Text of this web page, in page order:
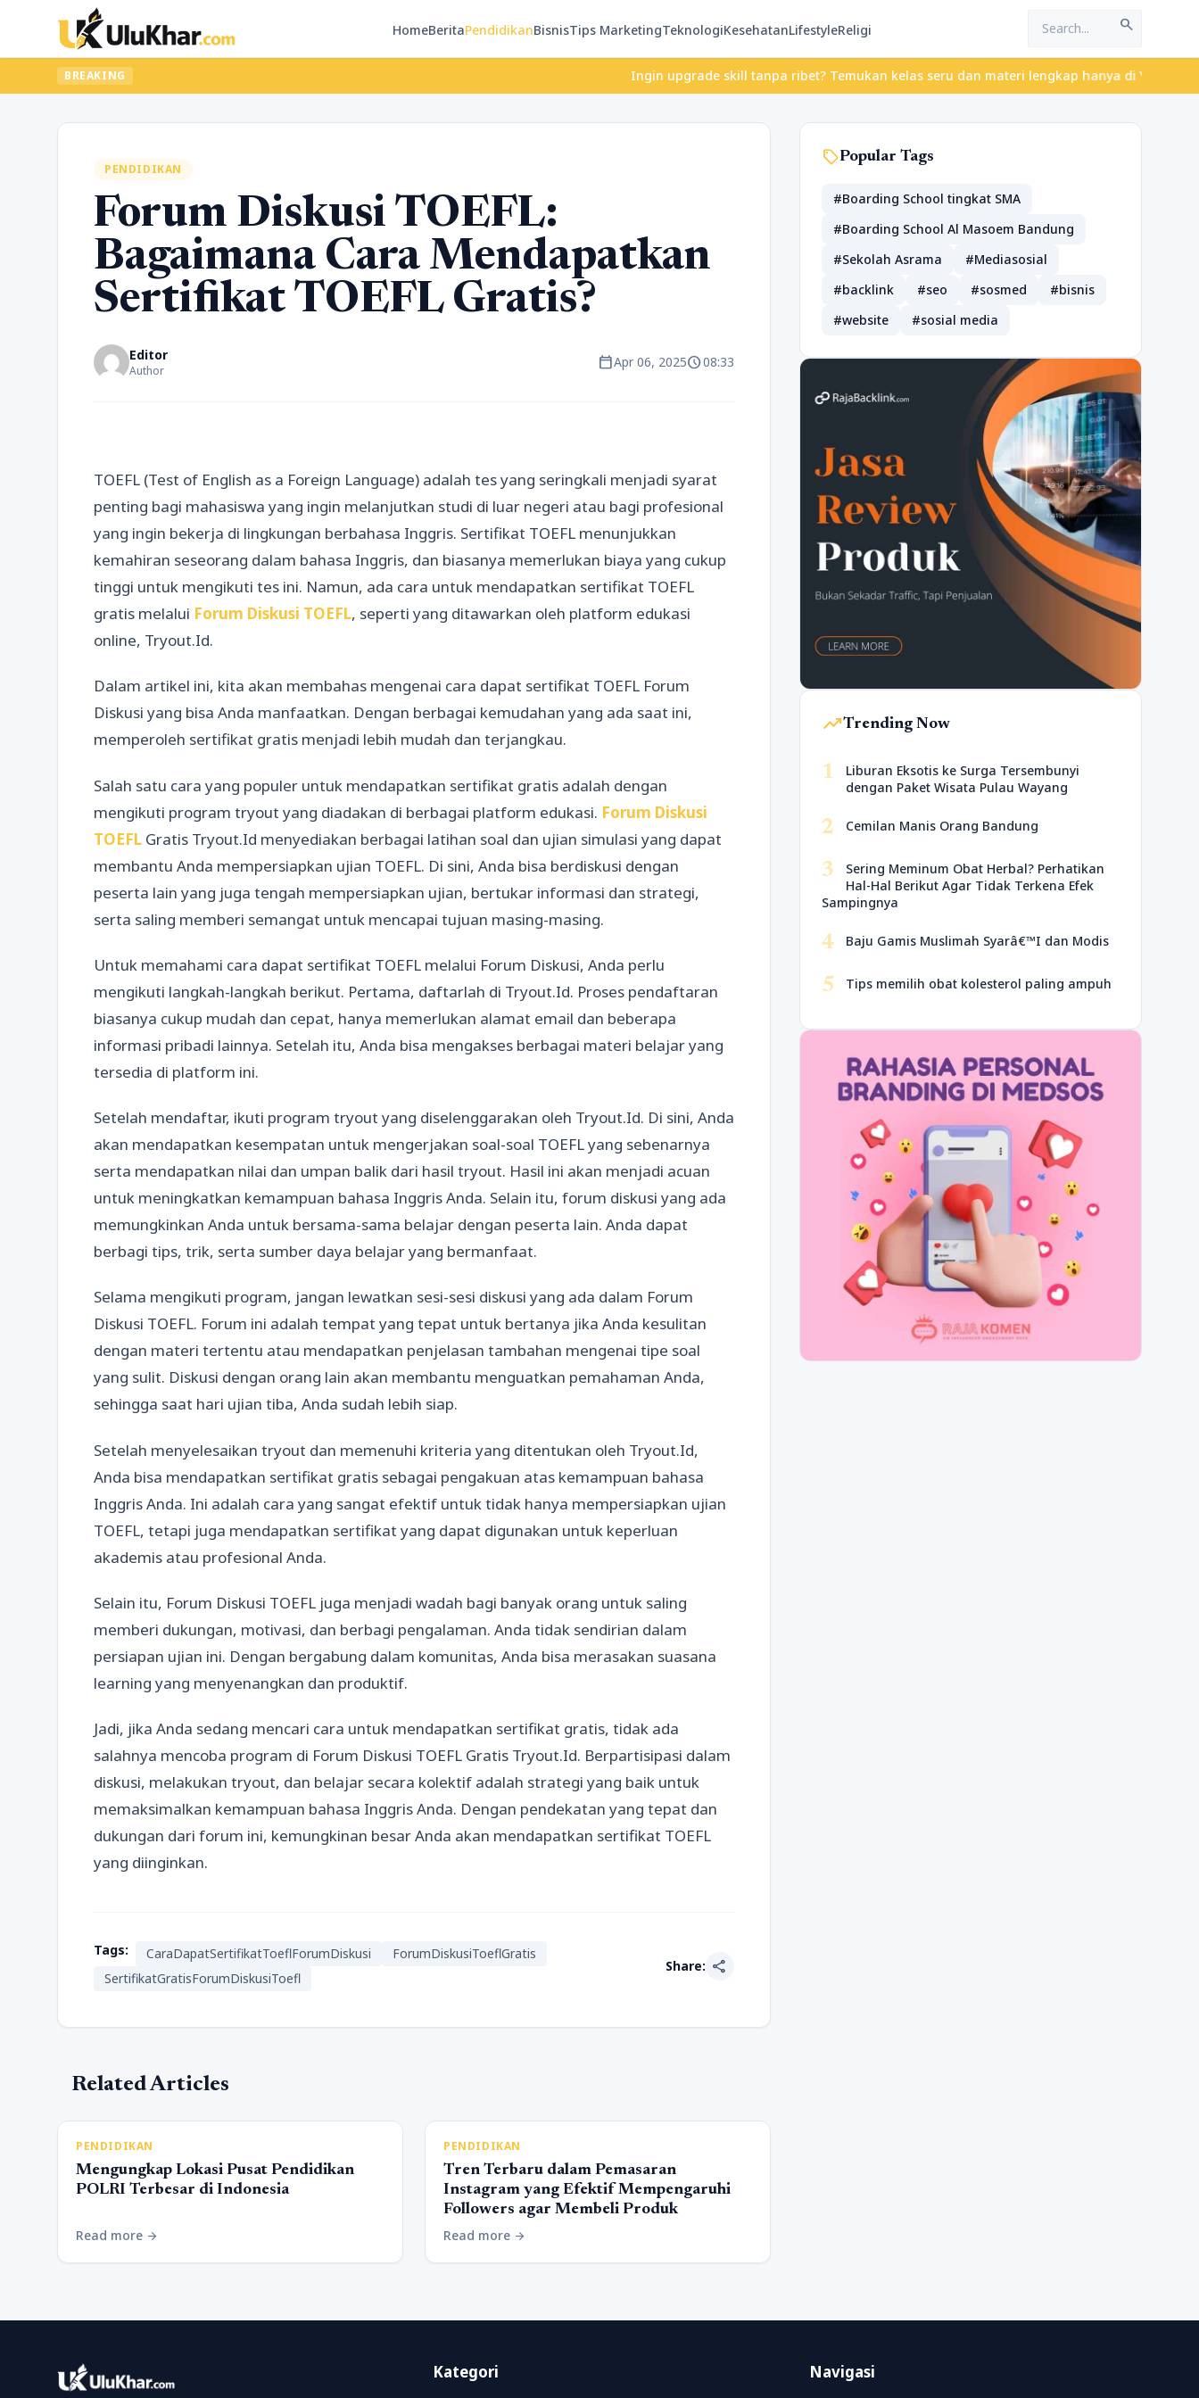
HomeBeritaPendidikanBisnisTips MarketingTeknologiKesehatanLifestyleReligi search
BREAKING Ingin upgrade skill tanpa ribet? Temukan kelas seru dan materi lengkap hanya di
PENDIDIKAN
Forum Diskusi TOEFL:
Bagaimana Cara Mendapatkan
Sertifikat TOEFL Gratis?
Editor
Author calendar_todayApr 06, 2025schedule08:33
TOEFL (Test of English as a Foreign Language) adalah tes yang seringkali menjadi syarat
penting bagi mahasiswa yang ingin melanjutkan studi di luar negeri atau bagi profesional
yang ingin bekerja di lingkungan berbahasa Inggris. Sertifikat TOEFL menunjukkan
kemahiran seseorang dalam bahasa Inggris, dan biasanya memerlukan biaya yang cukup
tinggi untuk mengikuti tes ini. Namun, ada cara untuk mendapatkan sertifikat TOEFL
gratis melalui Forum Diskusi TOEFL, seperti yang ditawarkan oleh platform edukasi
online, Tryout.Id.
Dalam artikel ini, kita akan membahas mengenai cara dapat sertifikat TOEFL Forum
Diskusi yang bisa Anda manfaatkan. Dengan berbagai kemudahan yang ada saat ini,
memperoleh sertifikat gratis menjadi lebih mudah dan terjangkau.
Salah satu cara yang populer untuk mendapatkan sertifikat gratis adalah dengan
mengikuti program tryout yang diadakan di berbagai platform edukasi. Forum Diskusi
TOEFL Gratis Tryout.Id menyediakan berbagai latihan soal dan ujian simulasi yang dapat
membantu Anda mempersiapkan ujian TOEFL. Di sini, Anda bisa berdiskusi dengan
peserta lain yang juga tengah mempersiapkan ujian, bertukar informasi dan strategi,
serta saling memberi semangat untuk mencapai tujuan masing-masing.
Untuk memahami cara dapat sertifikat TOEFL melalui Forum Diskusi, Anda perlu
mengikuti langkah-langkah berikut. Pertama, daftarlah di Tryout.Id. Proses pendaftaran
biasanya cukup mudah dan cepat, hanya memerlukan alamat email dan beberapa
informasi pribadi lainnya. Setelah itu, Anda bisa mengakses berbagai materi belajar yang
tersedia di platform ini.
Setelah mendaftar, ikuti program tryout yang diselenggarakan oleh Tryout.Id. Di sini, Anda
akan mendapatkan kesempatan untuk mengerjakan soal-soal TOEFL yang sebenarnya
serta mendapatkan nilai dan umpan balik dari hasil tryout. Hasil ini akan menjadi acuan
untuk meningkatkan kemampuan bahasa Inggris Anda. Selain itu, forum diskusi yang ada
memungkinkan Anda untuk bersama-sama belajar dengan peserta lain. Anda dapat
berbagi tips, trik, serta sumber daya belajar yang bermanfaat.
Selama mengikuti program, jangan lewatkan sesi-sesi diskusi yang ada dalam Forum
Diskusi TOEFL. Forum ini adalah tempat yang tepat untuk bertanya jika Anda kesulitan
dengan materi tertentu atau mendapatkan penjelasan tambahan mengenai tipe soal
yang sulit. Diskusi dengan orang lain akan membantu menguatkan pemahaman Anda,
sehingga saat hari ujian tiba, Anda sudah lebih siap.
Setelah menyelesaikan tryout dan memenuhi kriteria yang ditentukan oleh Tryout.Id,
Anda bisa mendapatkan sertifikat gratis sebagai pengakuan atas kemampuan bahasa
Inggris Anda. Ini adalah cara yang sangat efektif untuk tidak hanya mempersiapkan ujian
TOEFL, tetapi juga mendapatkan sertifikat yang dapat digunakan untuk keperluan
akademis atau profesional Anda.
Selain itu, Forum Diskusi TOEFL juga menjadi wadah bagi banyak orang untuk saling
memberi dukungan, motivasi, dan berbagi pengalaman. Anda tidak sendirian dalam
persiapan ujian ini. Dengan bergabung dalam komunitas, Anda bisa merasakan suasana
learning yang menyenangkan dan produktif.
Jadi, jika Anda sedang mencari cara untuk mendapatkan sertifikat gratis, tidak ada
salahnya mencoba program di Forum Diskusi TOEFL Gratis Tryout.Id. Berpartisipasi dalam
diskusi, melakukan tryout, dan belajar secara kolektif adalah strategi yang baik untuk
memaksimalkan kemampuan bahasa Inggris Anda. Dengan pendekatan yang tepat dan
dukungan dari forum ini, kemungkinan besar Anda akan mendapatkan sertifikat TOEFL
yang diinginkan.
Tags: CaraDapatSertifikatToeflForumDiskusi
ForumDiskusiToeflGratis
SertifikatGratisForumDiskusiToefl
Share: share
Related Articles
PENDIDIKAN
Mengungkap Lokasi Pusat Pendidikan
POLRI Terbesar di Indonesia
Read more arrow_forward
PENDIDIKAN
Tren Terbaru dalam Pemasaran
Instagram yang Efektif Mempengaruhi
Followers agar Membeli Produk
Read more arrow_forward
sellPopular Tags
#Boarding School tingkat SMA
#Boarding School Al Masoem Bandung
#Sekolah Asrama
#Mediasosial
#backlink
#seo #sosmed
#bisnis
#website
#sosial media
trending_upTrending Now
1
Liburan Eksotis ke Surga Tersembunyi
dengan Paket Wisata Pulau Wayang
2 Cemilan Manis Orang Bandung
3
Sering Meminum Obat Herbal? Perhatikan
Hal-Hal Berikut Agar Tidak Terkena Efek
Sampingnya
4 Baju Gamis Muslimah Syarâ€™I dan Modis
5 Tips memilih obat kolesterol paling ampuh
Kategori Navigasi